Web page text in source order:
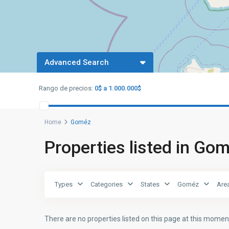
Advanced Search
Rango de precios: 0$ a 1.000.000$
Home Goméz
Properties listed in
Types Categories States Goméz
There are no properties listed on this page at this